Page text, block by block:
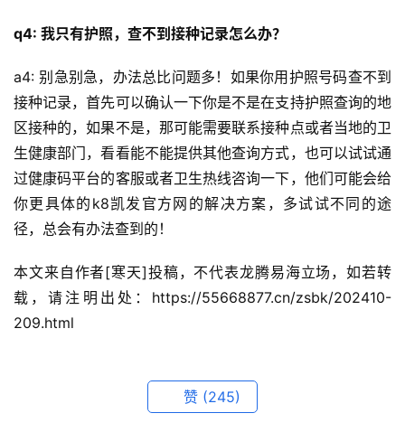
q4: 我只有护照，查不到接种记录怎么办？
a4: 别急别急，办法总比问题多！如果你用护照号码查不到
接种记录，首先可以确认一下你是不是在支持护照查询的地
区接种的，如果不是，那可能需要联系接种点或者当地的卫
生健康部门，看看能不能提供其他查询方式，也可以试试通
过健康码平台的客服或者卫生热线咨询一下，他们可能会给
你更具体的k8凯发官方网的解决方案，多试试不同的途
径，总会有办法查到的！
本文来自作者[寒天]投稿，不代表龙腾易海立场，如若转
载，请注明出处：https://55668877.cn/zsbk/202410-
209.html
赞 (245)